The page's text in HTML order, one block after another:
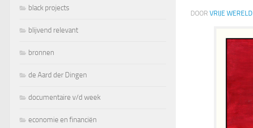
DOOR VRIJE WERELD
black projects
blijvend relevant
bronnen
de Aard der Dingen
documentaire v/d week
economie en financiën